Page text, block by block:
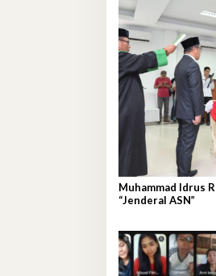
Muhammad Idrus
“Jenderal ASN”